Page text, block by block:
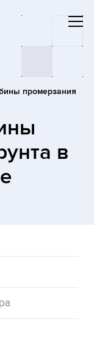
промерзания
в